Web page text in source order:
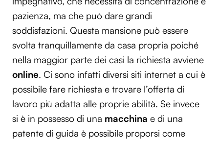
pazienza, ma che può dare grandi
soddisfazioni. Questa mansione può essere
svolta tranquillamente da casa propria poiché
nella maggior parte dei casi la richiesta avviene
online. Ci sono infatti diversi siti internet a cui è
possibile fare richiesta e trovare l’offerta di
lavoro più adatta alle proprie abilità. Se invece
si è in possesso di una macchina e di una
patente di guida è possibile proporsi come